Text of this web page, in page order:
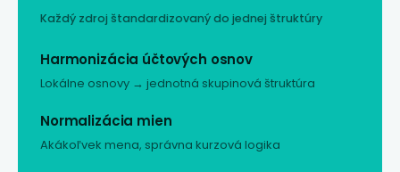
Každý zdroj štandardizovaný do jednej štruktúry
Harmonizácia účtových osnov
Lokálne osnovy → jednotná skupinová štruktúra
Normalizácia mien
Akákoľvek mena, správna kurzová logika